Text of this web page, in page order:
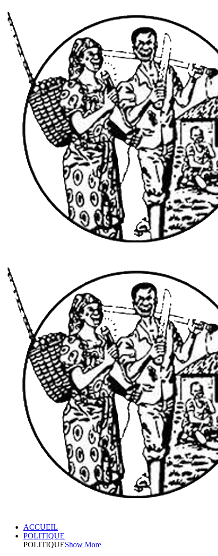
ACCUEIL
POLITIQUE
POLITIQUEShow More